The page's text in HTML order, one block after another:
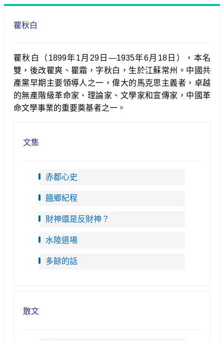
瞿秋白
瞿秋白（1899年1月29日—1935年6月18日），本名
雙，後改瞿爽、瞿霜，字秋白，生於江蘇常州。中國共
產黨早期主要領導人之一，偉大的馬克思主義者，卓越
的無產階級革命家、理論家、文學家和宣傳家，中國革
命文學事業的重要奠基者之一。
文集
赤都心史
餓鄉紀程
財神還是反財神？
水陸道場
多餘的話
散文